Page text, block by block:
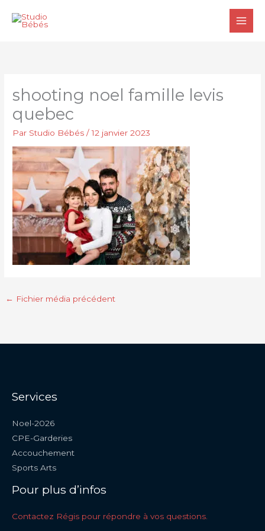
shooting noel famille levis
quebec
Par Studio Bébés/12 janvier 2023
← Fichier média précédent
Services
Noel-2026
CPE-Garderies
Accouchement
Sports Arts
Pour plus d’infos
Contactez Régis pour répondre à vos questions.